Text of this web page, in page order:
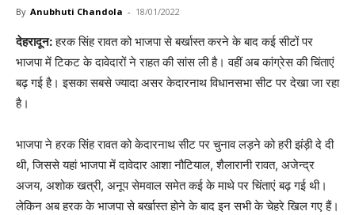
By Anubhuti Chandola - 18/01/2022
देहरादून:हरक सिंह रावत को भाजपा से बर्खास्त करने के बाद कई सीटों पर
भाजपा में टिकट के दावेदारों ने राहत की सांस ली है। वहीं अब कांग्रेस की चिंताएं
बढ़ गई है। इसका सबसे ज्यादा असर केदारनाथ विधानसभा सीट पर देखा जा रहा
है।
भाजपा ने हरक सिंह रावत को केदारनाथ सीट पर चुनाव लड़ने को हरी झंड़ी दे दी
थी, जिससे यहां भाजपा में दावेदार आशा नौटियाल, शैलारानी रावत, अजेन्द्र
अजय, अशोक खत्री, अनूप सेमवाल समेत कई के माथे पर चिंताएं बढ़ गई थी।
लेकिन अब हरक के भाजपा से बर्खास्त होने के बाद इन सभी के चेहरे खिल गए हैं।